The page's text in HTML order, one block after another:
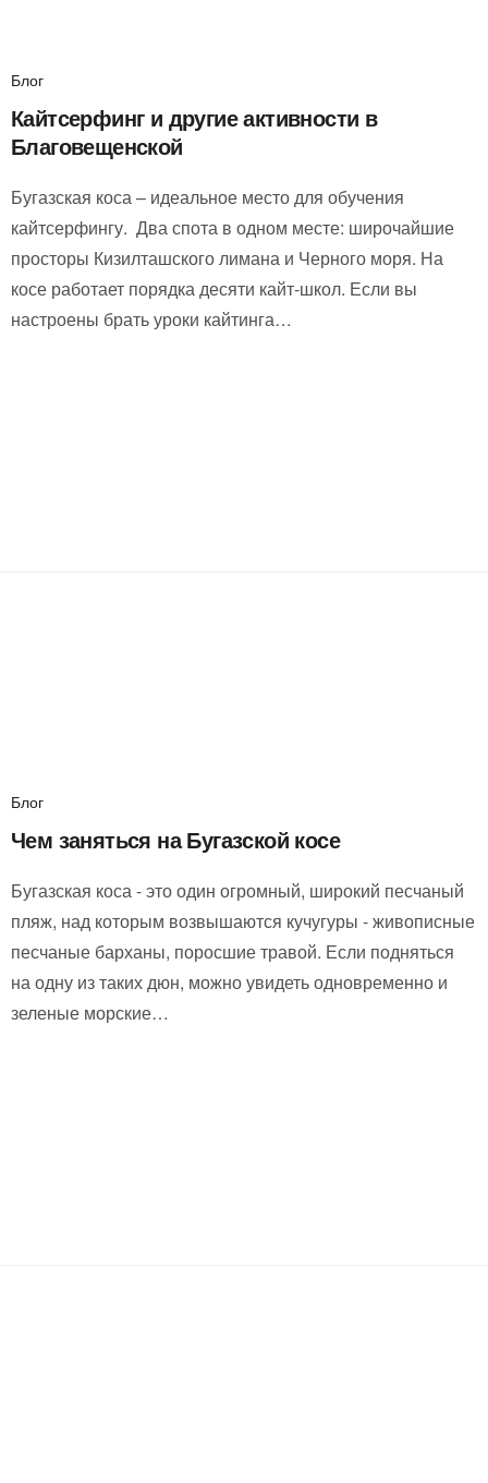
Блог
Кайтсерфинг и другие активности в
Благовещенской
Бугазская коса – идеальное место для обучения
кайтсерфингу. Два спота в одном месте: широчайшие
просторы Кизилташского лимана и Черного моря. На
косе работает порядка десяти кайт-школ. Если вы
настроены брать уроки кайтинга…
Блог
Чем заняться на Бугазской косе
Бугазская коса - это один огромный, широкий песчаный
пляж, над которым возвышаются кучугуры - живописные
песчаные барханы, поросшие травой. Если подняться
на одну из таких дюн, можно увидеть одновременно и
зеленые морские…